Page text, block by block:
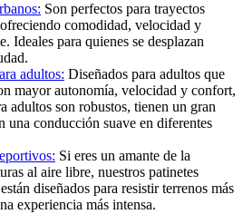
Son perfectos para trayectos
comodidad, velocidad y
Ideales para quienes se desplazan
adultos: Diseñados para adultos que
mayor autonomía, velocidad y confort,
adultos son robustos, tienen un gran
una conducción suave en diferentes
Si eres un amante de la
al aire libre, nuestros patinetes
diseñados para resistir terrenos más
experiencia más intensa.